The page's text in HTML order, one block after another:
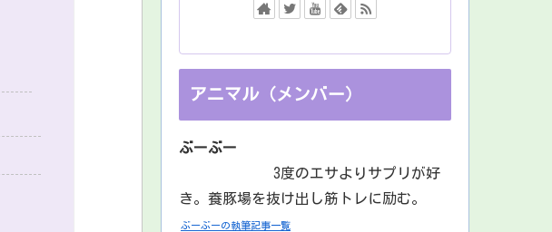
アニマル（メンバー）
ぶーぶー
3度のエサよりサプリが好
き。養豚場を抜け出し筋トレに励む。
ぶーぶーの執筆記事一覧